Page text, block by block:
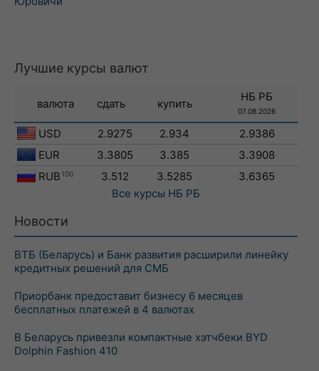
Лучшие курсы валют
валюта сдать купить
НБ РБ
07.08.2026
USD 2.9275 2.934
2.9386
EUR
3.3805 3.385
3.3908
RUB 100 3.512 3.5285
3.6365
Все курсы НБ РБ
Новости
ВТБ (Беларусь) и Банк развития расширили линейку
кредитных решений для СМБ
Приорбанк предоставит бизнесу 6 месяцев
бесплатных платежей в 4 валютах
В Беларусь привезли компактные хэтчбеки BYD
Dolphin Fashion 410